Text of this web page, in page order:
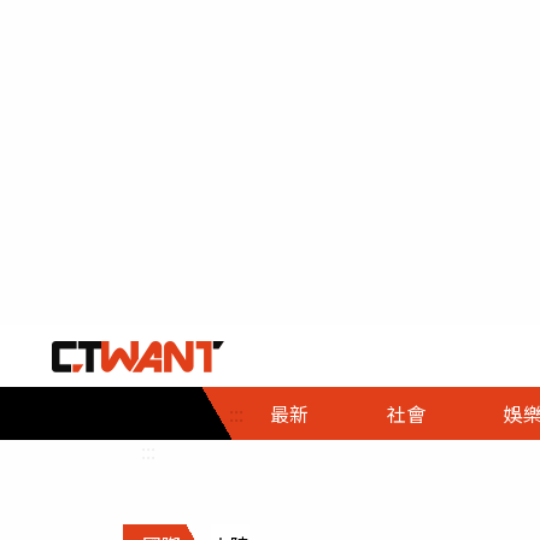
::: 最新 社會
社會首頁
時事
調查
娛樂
娛樂首頁
即時
財經首頁
熱線
政